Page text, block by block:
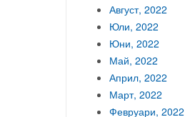
Август, 2022
Юли, 2022
Юни, 2022
Май, 2022
Април, 2022
Март, 2022
Февруари, 2022